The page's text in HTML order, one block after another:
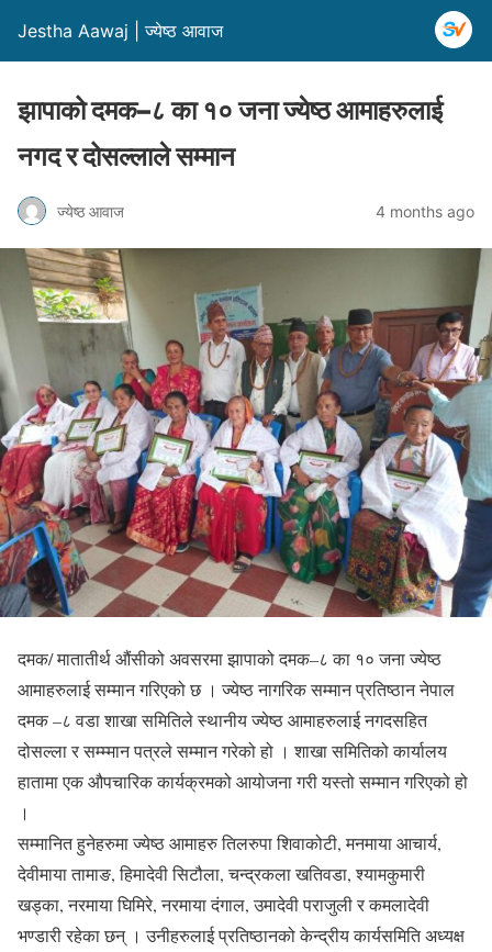
Jestha Aawaj | ज्येष्ठ आवाज
झापाको दमक–८ का १० जना ज्येष्ठ आमाहरुलाई
नगद र दोसल्लाले सम्मान
ज्येष्ठ आवाज 4 months ago
दमक/ मातातीर्थ औंसीको अवसरमा झापाको दमक–८ का १० जना ज्येष्ठ
आमाहरुलाई सम्मान गरिएको छ । ज्येष्ठ नागरिक सम्मान प्रतिष्ठान नेपाल
दमक –८ वडा शाखा समितिले स्थानीय ज्येष्ठ आमाहरुलाई नगदसहित
दोसल्ला र सम्म्मान पत्रले सम्मान गरेको हो । शाखा समितिको कार्यालय
हातामा एक औपचारिक कार्यक्रमको आयोजना गरी यस्तो सम्मान गरिएको हो
।
सम्मानित हुनेहरुमा ज्येष्ठ आमाहरु तिलरुपा शिवाकोटी, मनमाया आचार्य,
देवीमाया तामाङ, हिमादेवी सिटौला, चन्द्रकला खतिवडा, श्यामकुमारी
खड्का, नरमाया घिमिरे, नरमाया दंगाल, उमादेवी पराजुली र कमलादेवी
भण्डारी रहेका छन् । उनीहरुलाई प्रतिष्ठानको केन्द्रीय कार्यसमिति अध्यक्ष